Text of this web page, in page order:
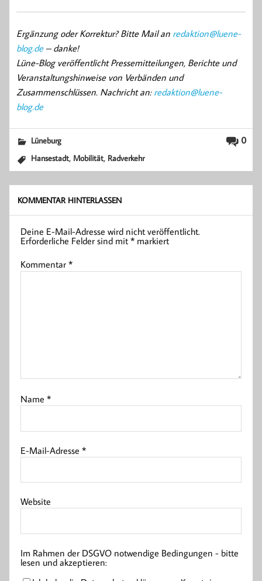
Ergänzung oder Korrektur? Bitte Mail an redaktion@luene-
blog.de– danke!
Lüne-Blog veröffentlicht Pressemitteilungen, Berichte und
Veranstaltungshinweise von Verbänden und
Zusammenschlüssen. Nachricht an: redaktion@luene-
blog.de
0
Lüneburg
Hansestadt, Mobilität, Radverkehr
KOMMENTAR HINTERLASSEN
Deine E-Mail-Adresse wird nicht veröffentlicht.
Erforderliche Felder sind mit* markiert
Kommentar*
Name*
E-Mail-Adresse*
Website
Im Rahmen der DSGVO notwendige Bedingungen - bitte
lesen und akzeptieren: